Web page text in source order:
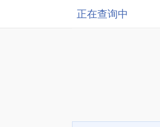
正在查询中